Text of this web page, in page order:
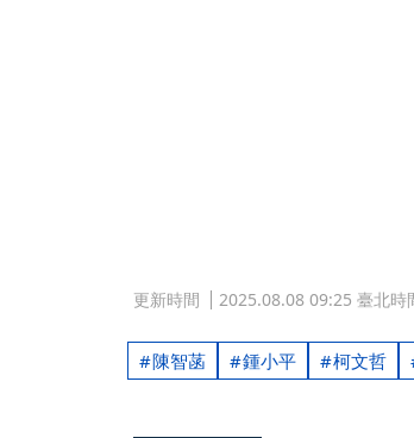
更新時間 2025.08.08 09:25 臺北時
陳智菡 鍾小平 柯文哲